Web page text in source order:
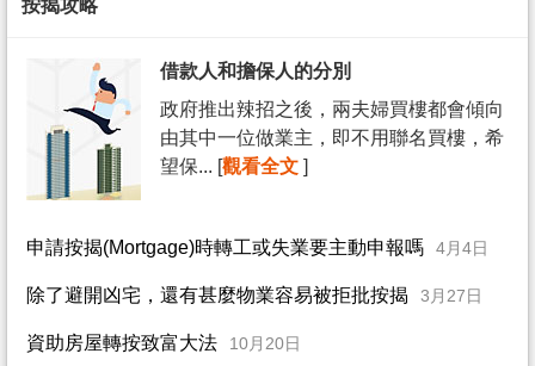
按揭攻略
借款人和擔保人的分別
政府推出辣招之後，兩夫婦買樓都會傾向
由其中一位做業主，即不用聯名買樓，希
望保... [觀看全文 ]
申請按揭(Mortgage)時轉工或失業要主動申報嗎 4月4日
除了避開凶宅，還有甚麼物業容易被拒批按揭 3月27日
資助房屋轉按致富大法 10月20日